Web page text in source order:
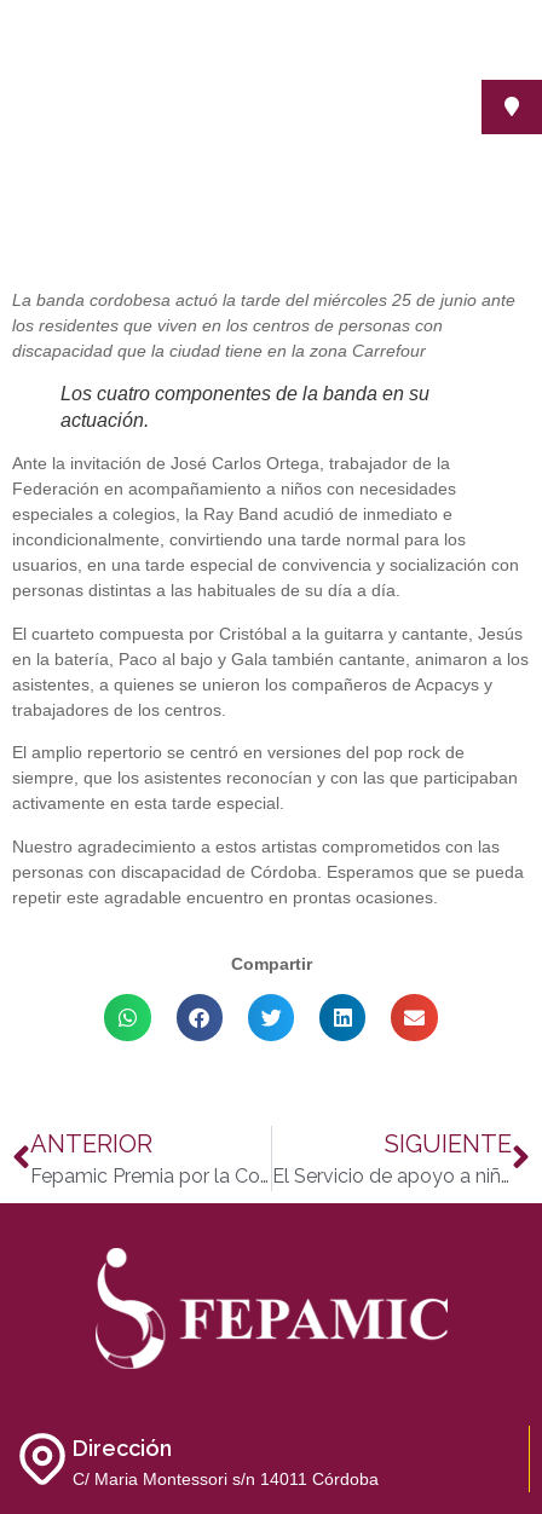
La banda cordobesa actuó la tarde del miércoles 25 de junio ante
los residentes que viven en los centros de personas con
discapacidad que la ciudad tiene en la zona Carrefour
Los cuatro componentes de la banda en su
actuación.
Ante la invitación de José Carlos Ortega, trabajador de la
Federación en acompañamiento a niños con necesidades
especiales a colegios, la Ray Band acudió de inmediato e
incondicionalmente, convirtiendo una tarde normal para los
usuarios, en una tarde especial de convivencia y socialización con
personas distintas a las habituales de su día a día.
El cuarteto compuesta por Cristóbal a la guitarra y cantante, Jesús
en la batería, Paco al bajo y Gala también cantante, animaron a los
asistentes, a quienes se unieron los compañeros de Acpacys y
trabajadores de los centros.
El amplio repertorio se centró en versiones del pop rock de
siempre, que los asistentes reconocían y con las que participaban
activamente en esta tarde especial.
Nuestro agradecimiento a estos artistas comprometidos con las
personas con discapacidad de Córdoba. Esperamos que se pueda
repetir este agradable encuentro en prontas ocasiones.
Compartir
ANTERIOR
Fepamic Premia por la Conciliación de vida Laboral, Familiar y Personal, y a la Responsabilidad Social en los VIII Premios de la Fundación Alares
SIGUIENTE
El Servicio de apoyo a niños con necesidades especiales de enseñanza de Fepamic clausura el curso escolar
Dirección
C/ Maria Montessori s/n 14011 Córdoba